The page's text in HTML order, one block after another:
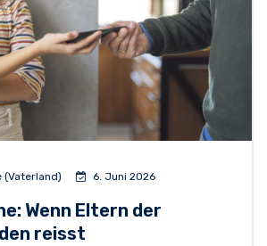
(Vaterland) 6. Juni 2026
Wenn Eltern der
reisst